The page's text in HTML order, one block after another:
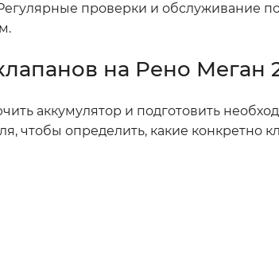
проверки и обслуживание
на Рено Меган
аккумулятор и подготовить
чтобы определить, какие конкретно